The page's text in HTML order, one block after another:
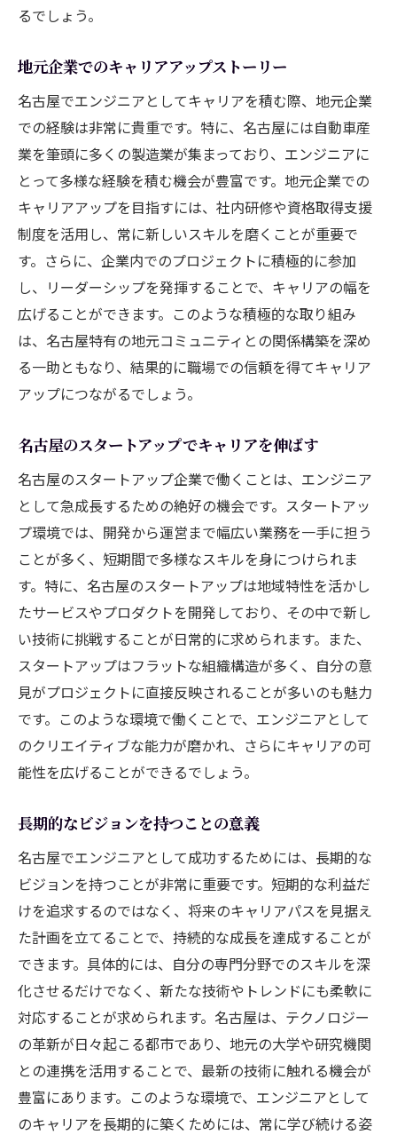
るでしょう。
地元企業でのキャリアアップストーリー
名古屋でエンジニアとしてキャリアを積む際、地元企業
での経験は非常に貴重です。特に、名古屋には自動車産
業を筆頭に多くの製造業が集まっており、エンジニアに
とって多様な経験を積む機会が豊富です。地元企業での
キャリアアップを目指すには、社内研修や資格取得支援
制度を活用し、常に新しいスキルを磨くことが重要で
す。さらに、企業内でのプロジェクトに積極的に参加
し、リーダーシップを発揮することで、キャリアの幅を
広げることができます。このような積極的な取り組み
は、名古屋特有の地元コミュニティとの関係構築を深め
る一助ともなり、結果的に職場での信頼を得てキャリア
アップにつながるでしょう。
名古屋のスタートアップでキャリアを伸ばす
名古屋のスタートアップ企業で働くことは、エンジニア
として急成長するための絶好の機会です。スタートアッ
プ環境では、開発から運営まで幅広い業務を一手に担う
ことが多く、短期間で多様なスキルを身につけられま
す。特に、名古屋のスタートアップは地域特性を活かし
たサービスやプロダクトを開発しており、その中で新し
い技術に挑戦することが日常的に求められます。また、
スタートアップはフラットな組織構造が多く、自分の意
見がプロジェクトに直接反映されることが多いのも魅力
です。このような環境で働くことで、エンジニアとして
のクリエイティブな能力が磨かれ、さらにキャリアの可
能性を広げることができるでしょう。
長期的なビジョンを持つことの意義
名古屋でエンジニアとして成功するためには、長期的な
ビジョンを持つことが非常に重要です。短期的な利益だ
けを追求するのではなく、将来のキャリアパスを見据え
た計画を立てることで、持続的な成長を達成することが
できます。具体的には、自分の専門分野でのスキルを深
化させるだけでなく、新たな技術やトレンドにも柔軟に
対応することが求められます。名古屋は、テクノロジー
の革新が日々起こる都市であり、地元の大学や研究機関
との連携を活用することで、最新の技術に触れる機会が
豊富にあります。このような環境で、エンジニアとして
のキャリアを長期的に築くためには、常に学び続ける姿